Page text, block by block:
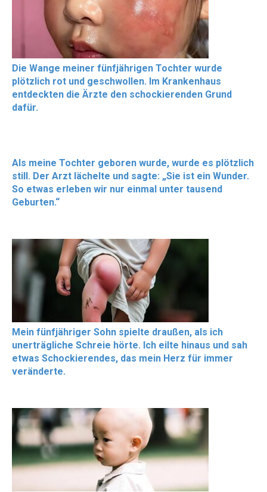
Die Wange meiner fünfjährigen Tochter wurde
plötzlich rot und geschwollen. Im Krankenhaus
entdeckten die Ärzte den schockierenden Grund
dafür.
Als meine Tochter geboren wurde, wurde es plötzlich
still. Der Arzt lächelte und sagte: „Sie ist ein Wunder.
So etwas erleben wir nur einmal unter tausend
Geburten.“
Mein fünfjähriger Sohn spielte draußen, als ich
unerträgliche Schreie hörte. Ich eilte hinaus und sah
etwas Schockierendes, das mein Herz für immer
veränderte.